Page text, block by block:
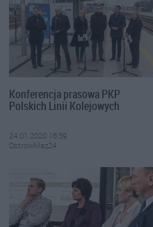
Konferencja prasowa PKP
Polskich Linii Kolejowych
24.01.2020 16:39
OstrowMaz24